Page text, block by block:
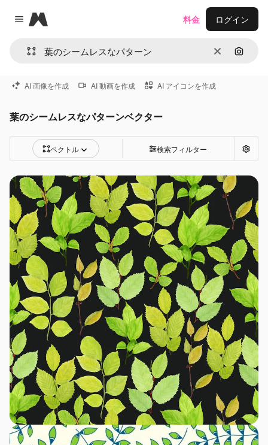
Close menu
Magnific
消去 画像で
料金 ログイン
AI 画像を作成 AI 動画を作成 AI アイコンを作成
葉のシームレスなパターンベクター
ベクトル 検索フィルター